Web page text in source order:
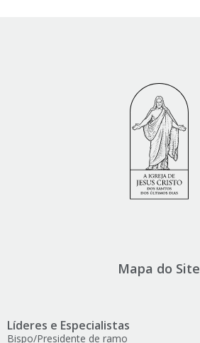
Mapa do Site
Líderes e Especialistas
Bispo/Presidente de ramo